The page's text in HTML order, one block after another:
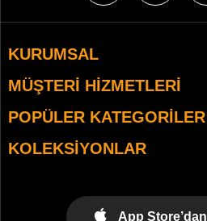
KURUMSAL
MÜŞTERI HIZMETLERI
POPÜLER KATEGORILER
KOLEKSIYONLAR
App Store’dan